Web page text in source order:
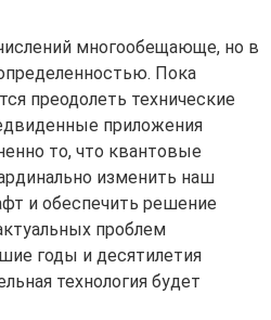
многообещающе, но в
Пока
преодолеть технические
приложения
то, что квантовые
изменить наш
и обеспечить решение
проблем
годы и десятилетия
технология будет